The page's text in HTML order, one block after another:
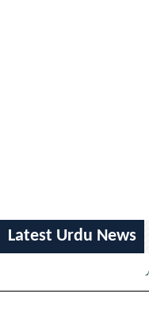
Latest Urdu News